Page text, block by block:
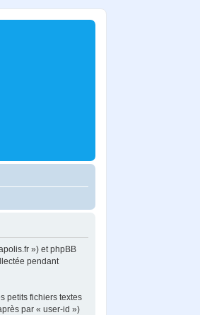
») et phpBB
pendant
petits fichiers textes
par « user-id »)